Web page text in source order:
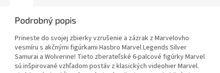
Podrobný popis
Prineste do svojej zbierky vzrušenie a zázrak z Marvelovho
vesmíru s akčnými figúrkami Hasbro Marvel Legends Silver
Samurai a Wolverine! Tieto zberateľské 6-palcové figúrky Marvel
sú inšpirované vzhľadom postáv z klasických videohier Marvel.